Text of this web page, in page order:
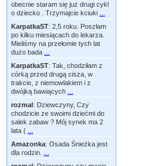
obecnie staram się już drugi cykl
o dziecko . Trzymajcie kciuki
KarpatkaST: 2,5 roku. Poszłam
po kilku miesiącach do lekarza.
Mieliśmy na przełomie tych lat
dużo bada
KarpatkaST: Tak, chodziłam z
córką przed drugą cisza, w
trakcie, z niemowlakiem i z
dwójką bawiących
rozmal: Dziewczyny, Czy
chodzicie ze swoimi dziećmi do
salek zabaw ? Mój synek ma 2
lata (
Amazonka: Osada Śnieżka jest
dla rodzin.